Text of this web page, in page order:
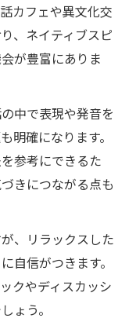
カフェや異文化交
、ネイティブスピ
が豊富にありま
中で表現や発音を
明確になります。
参考にできるた
きにつながる点も
、リラックスした
自信がつきます。
クやディスカッシ
ょう。